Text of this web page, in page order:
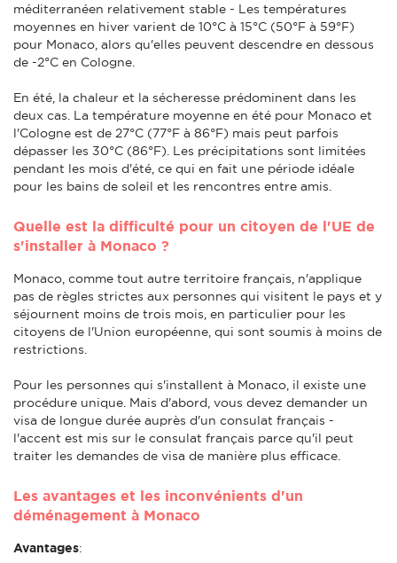
méditerranéen relativement stable - Les températures
moyennes en hiver varient de 10°C à 15°C (50°F à 59°F)
pour Monaco, alors qu'elles peuvent descendre en dessous
de -2°C en Cologne.
En été, la chaleur et la sécheresse prédominent dans les
deux cas. La température moyenne en été pour Monaco et
l'Cologne est de 27°C (77°F à 86°F) mais peut parfois
dépasser les 30°C (86°F). Les précipitations sont limitées
pendant les mois d'été, ce qui en fait une période idéale
pour les bains de soleil et les rencontres entre amis.
Quelle est la difficulté pour un citoyen de l'UE de
s'installer à Monaco ?
Monaco, comme tout autre territoire français, n'applique
pas de règles strictes aux personnes qui visitent le pays et y
séjournent moins de trois mois, en particulier pour les
citoyens de l'Union européenne, qui sont soumis à moins de
restrictions.
Pour les personnes qui s'installent à Monaco, il existe une
procédure unique. Mais d'abord, vous devez demander un
visa de longue durée auprès d'un consulat français -
l'accent est mis sur le consulat français parce qu'il peut
traiter les demandes de visa de manière plus efficace.
Les avantages et les inconvénients d'un
déménagement à Monaco
Avantages: